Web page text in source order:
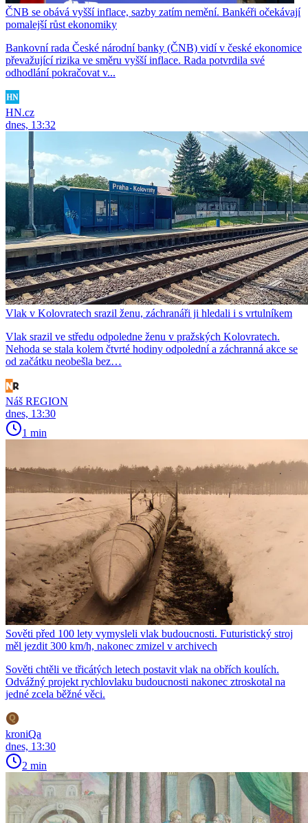
ČNB se obává vyšší inflace, sazby zatím nemění. Bankéři očekávají
pomalejší růst ekonomiky
Bankovní rada České národní banky (ČNB) vidí v české ekonomice
převažující rizika ve směru vyšší inflace. Rada potvrdila své
odhodlání pokračovat v...
HN.cz
dnes, 13:32
Vlak v Kolovratech srazil ženu, záchranáři ji hledali i s vrtulníkem
Vlak srazil ve středu odpoledne ženu v pražských Kolovratech.
Nehoda se stala kolem čtvrté hodiny odpolední a záchranná akce se
od začátku neobešla bez…
Náš REGION
dnes, 13:30
1 min
Sověti před 100 lety vymysleli vlak budoucnosti. Futuristický stroj
měl jezdit 300 km/h, nakonec zmizel v archivech
Sověti chtěli ve třicátých letech postavit vlak na obřích koulích.
Odvážný projekt rychlovlaku budoucnosti nakonec ztroskotal na
jedné zcela běžné věci.
kroniQa
dnes, 13:30
2 min